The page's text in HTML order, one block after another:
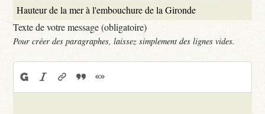
Texte de votre message (obligatoire)
Pour créer des paragraphes, laissez simplement des lignes vides.